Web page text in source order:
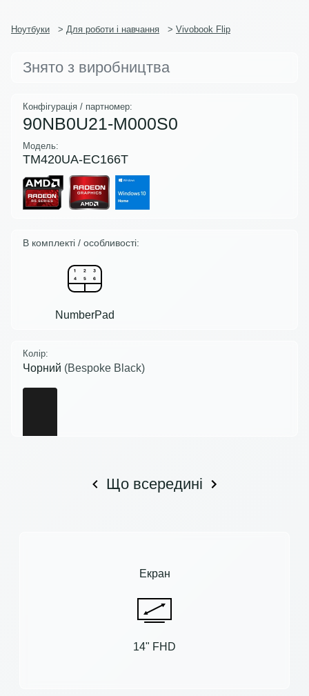
Ноутбуки > Для роботи і навчання > Vivobook Flip
Знято з виробництва
Конфігурація / партномер:
90NB0U21-M000S0
Модель:
TM420UA-EC166T
В комплекті / особливості:
NumberPad
Колір:
Чорний (Bespoke Black)
Що всередині
Екран
14" FHD